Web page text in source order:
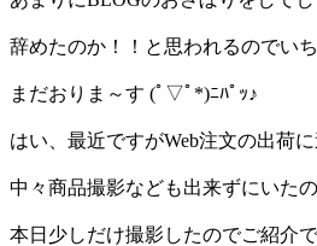
辞めたのか！！と思われるのでい
まだおりま～す (ﾟ▽ﾟ*)ﾆﾊﾟｯ♪
はい、最近ですがWeb注文の出荷に
中々商品撮影なども出来ずにいたの
本日少しだけ撮影したのでご紹介で